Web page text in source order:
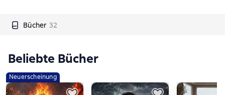
Bücher 32
Beliebte Bücher
Neuerscheinung